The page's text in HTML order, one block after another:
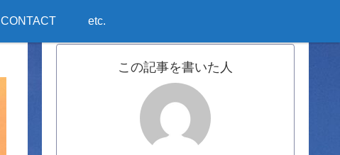
CONTACT etc.
この記事を書いた人